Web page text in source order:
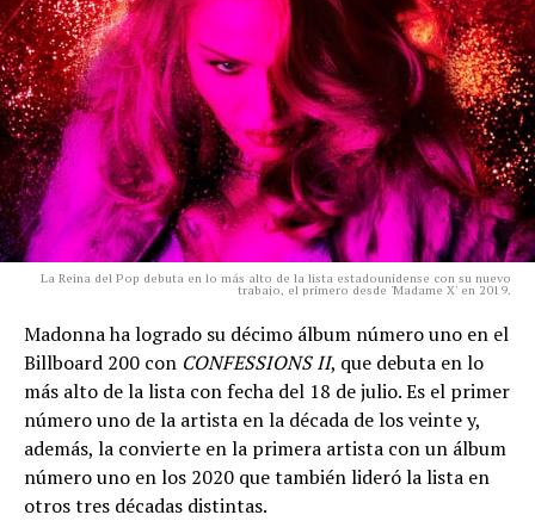
La Reina del Pop debuta en lo más alto de la lista estadounidense con su nuevo
trabajo, el primero desde 'Madame X' en 2019.
Madonna ha logrado su décimo álbum número uno en el
Billboard 200 con CONFESSIONS II, que debuta en lo
más alto de la lista con fecha del 18 de julio. Es el primer
número uno de la artista en la década de los veinte y,
además, la convierte en la primera artista con un álbum
número uno en los 2020 que también lideró la lista en
otros tres décadas distintas.